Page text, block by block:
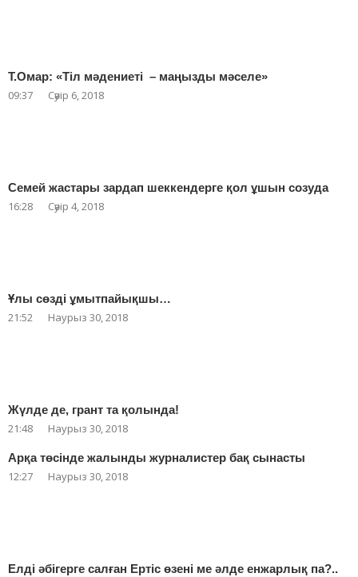
Т.Омар: «Тіл мәдениеті – маңызды мәселе»
09:37 Сәуір 6, 2018
Семей жастары зардап шеккендерге қол ұшын созуда
16:28 Сәуір 4, 2018
Ұлы сөзді ұмытпайықшы…
21:52 Наурыз 30, 2018
Жүлде де, грант та қолында!
21:48 Наурыз 30, 2018
Арқа төсінде жалынды журналистер бақ сынасты
12:27 Наурыз 30, 2018
Елді әбігерге салған Ертіс өзені ме әлде енжарлық па?..